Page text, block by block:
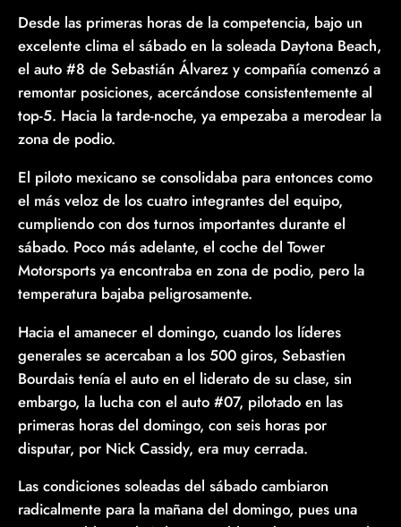
Desde las primeras horas de la competencia, bajo un
excelente clima el sábado en la soleada Daytona Beach,
el auto #8 de Sebastián Álvarez y compañía comenzó a
remontar posiciones, acercándose consistentemente al
top-5. Hacia la tarde-noche, ya empezaba a merodear la
zona de podio.
El piloto mexicano se consolidaba para entonces como
el más veloz de los cuatro integrantes del equipo,
cumpliendo con dos turnos importantes durante el
sábado. Poco más adelante, el coche del Tower
Motorsports ya encontraba en zona de podio, pero la
temperatura bajaba peligrosamente.
Hacia el amanecer el domingo, cuando los líderes
generales se acercaban a los 500 giros, Sebastien
Bourdais tenía el auto en el liderato de su clase, sin
embargo, la lucha con el auto #07, pilotado en las
primeras horas del domingo, con seis horas por
disputar, por Nick Cassidy, era muy cerrada.
Las condiciones soleadas del sábado cambiaron
radicalmente para la mañana del domingo, pues una